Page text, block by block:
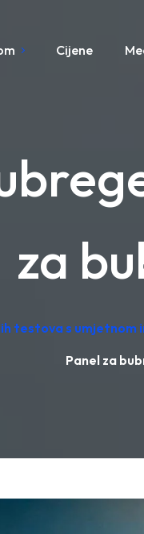
Cijene
za
testova s
Panel za